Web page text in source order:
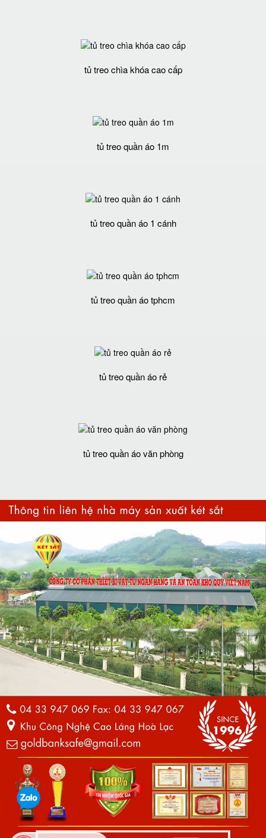
tủ treo chìa khóa cao cấp
tủ treo quần áo 1m
tủ treo quần áo 1 cánh
tủ treo quần áo tphcm
tủ treo quần áo rẻ
tủ treo quần áo văn phòng